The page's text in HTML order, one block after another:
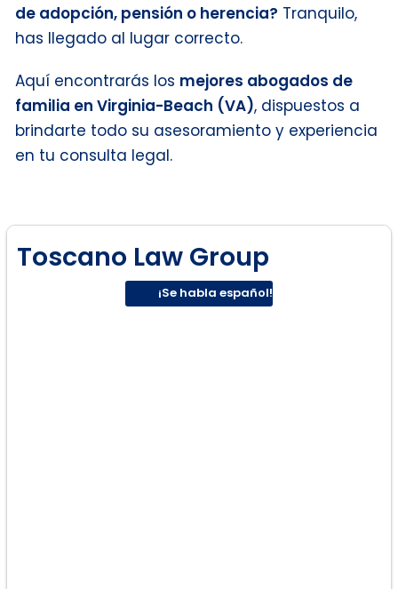
de adopción, pensión o herencia? Tranquilo,
has llegado al lugar correcto.
Aquí encontrarás los mejores abogados de
familia en Virginia-Beach (VA), dispuestos a
brindarte todo su asesoramiento y experiencia
en tu consulta legal.
Toscano Law Group
¡Se habla español!